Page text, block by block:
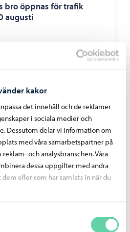
kakor
det innehåll och de reklamer
i sociala medier och
Dessutom delar vi information om
med våra samarbetspartner på
och analysbranschen. Våra
dessa uppgifter med andra
eller som har samlats in när du
bro öppnas för trafik
augusti